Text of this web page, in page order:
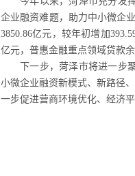
企业融资难题，助力中小微企
3850.86亿元，较年初增加
亿元，普惠金融重点领域贷款
下一步，菏泽市将进一步
小微企业融资新模式、新路径
一步促进营商环境优化、经济平